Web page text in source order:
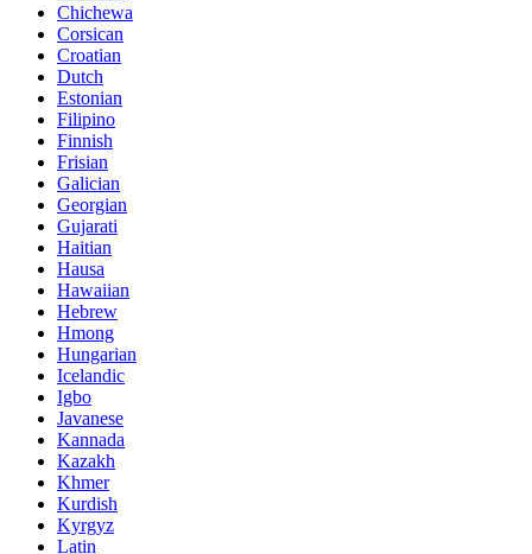
Chichewa
Corsican
Croatian
Dutch
Estonian
Filipino
Finnish
Frisian
Galician
Georgian
Gujarati
Haitian
Hausa
Hawaiian
Hebrew
Hmong
Hungarian
Icelandic
Igbo
Javanese
Kannada
Kazakh
Khmer
Kurdish
Kyrgyz
Latin